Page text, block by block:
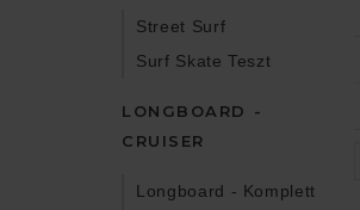
Street Surf
Surf Skate Teszt
LONGBOARD -
CRUISER
Longboard - Komplett